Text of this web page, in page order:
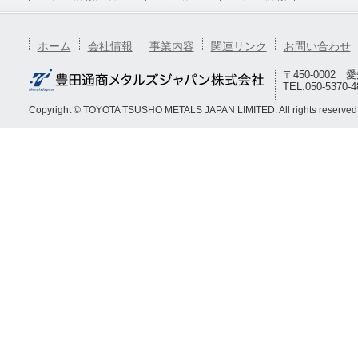
ホーム 会社情報 事業内容 関連リンク お問い合わせ
〒450-0002 愛
TEL:050-5370-
Copyright © TOYOTA TSUSHO METALS JAPAN LIMITED. All rights